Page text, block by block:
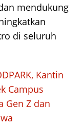
mendukung
di seluruh
Kantin
Campus
Gen Z dan